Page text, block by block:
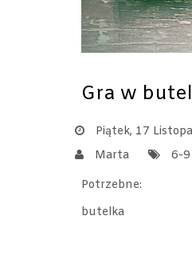
Gra w
Piątek, 17
Marta
6-9
Potrzebne:
butelka